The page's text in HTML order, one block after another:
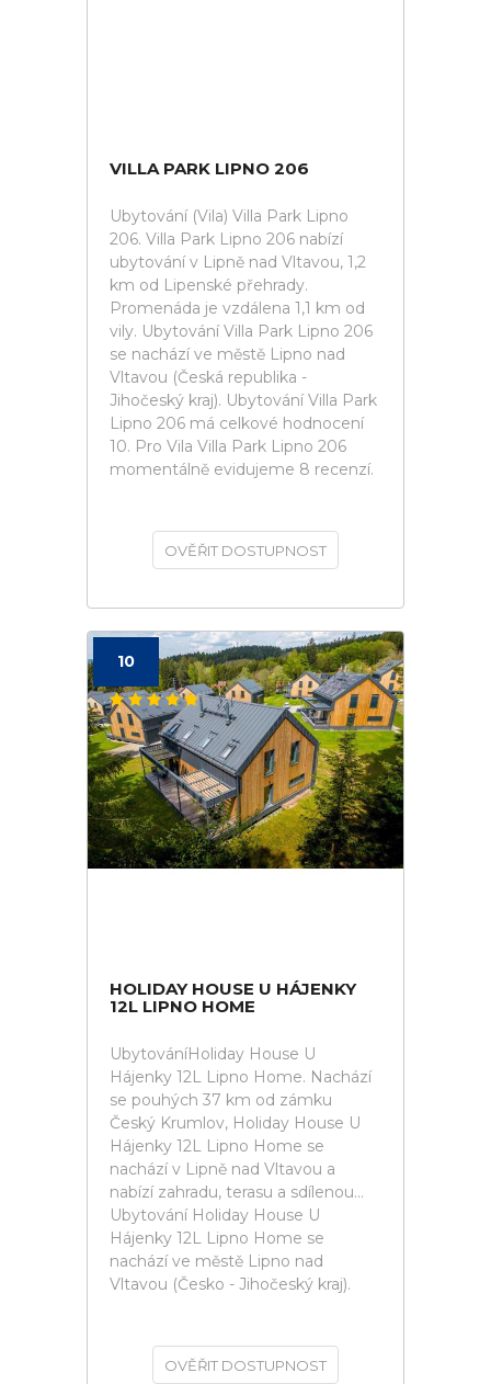
VILLA PARK LIPNO 206
Ubytování (Vila) Villa Park Lipno
206. Villa Park Lipno 206 nabízí
ubytování v Lipně nad Vltavou, 1,2
km od Lipenské přehrady.
Promenáda je vzdálena 1,1 km od
vily. Ubytování Villa Park Lipno 206
se nachází ve městě Lipno nad
Vltavou (Česká republika -
Jihočeský kraj). Ubytování Villa Park
Lipno 206 má celkové hodnocení
10. Pro Vila Villa Park Lipno 206
momentálně evidujeme 8 recenzí.
OVĚŘIT DOSTUPNOST
10
HOLIDAY HOUSE U HÁJENKY
12L LIPNO HOME
UbytováníHoliday House U
Hájenky 12L Lipno Home. Nachází
se pouhých 37 km od zámku
Český Krumlov, Holiday House U
Hájenky 12L Lipno Home se
nachází v Lipně nad Vltavou a
nabízí zahradu, terasu a sdílenou...
Ubytování Holiday House U
Hájenky 12L Lipno Home se
nachází ve městě Lipno nad
Vltavou (Česko - Jihočeský kraj).
OVĚŘIT DOSTUPNOST